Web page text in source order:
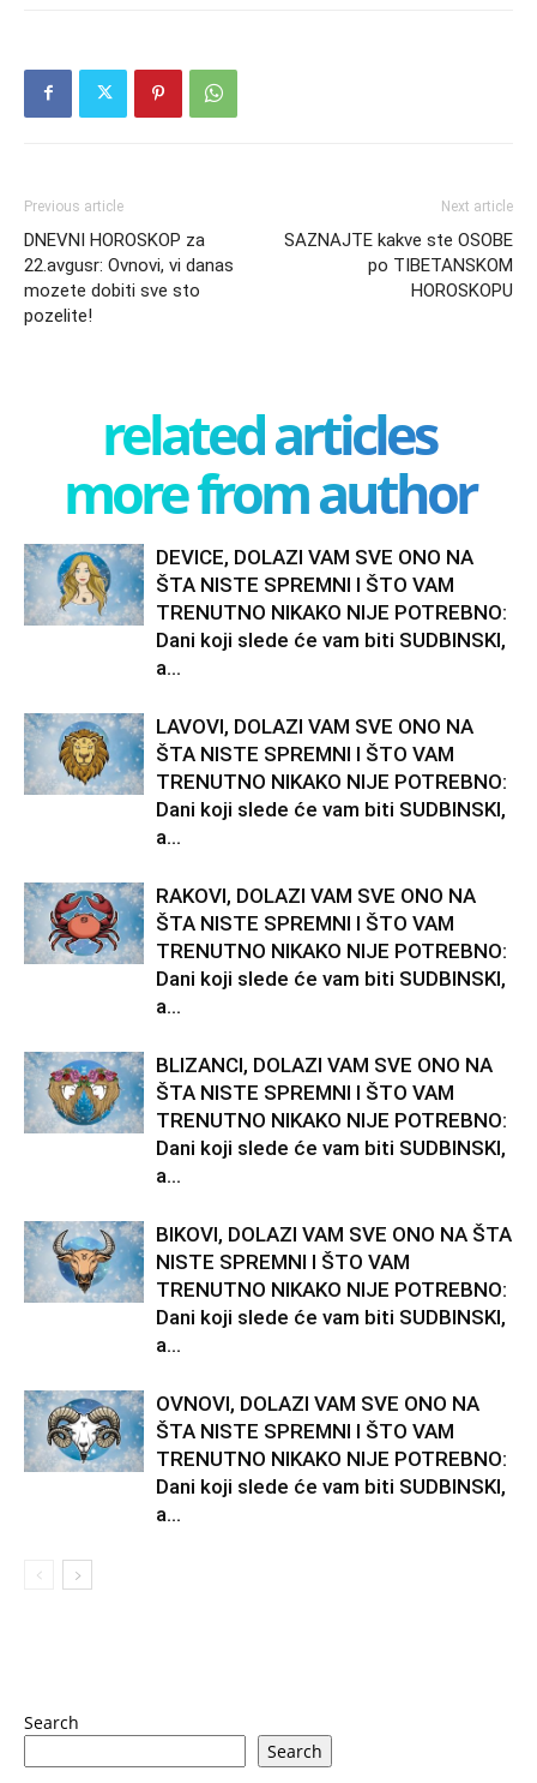
Previous article
DNEVNI HOROSKOP za
22.avgusr: Ovnovi, vi danas
mozete dobiti sve sto
pozelite!
Next article
SAZNAJTE kakve ste OSOBE
po TIBETANSKOM
HOROSKOPU
related articles
more from author
DEVICE, DOLAZI VAM SVE ONO NA
ŠTA NISTE SPREMNI I ŠTO VAM
TRENUTNO NIKAKO NIJE POTREBNO:
Dani koji slede će vam biti SUDBINSKI,
a...
LAVOVI, DOLAZI VAM SVE ONO NA
ŠTA NISTE SPREMNI I ŠTO VAM
TRENUTNO NIKAKO NIJE POTREBNO:
Dani koji slede će vam biti SUDBINSKI,
a...
RAKOVI, DOLAZI VAM SVE ONO NA
ŠTA NISTE SPREMNI I ŠTO VAM
TRENUTNO NIKAKO NIJE POTREBNO:
Dani koji slede će vam biti SUDBINSKI,
a...
BLIZANCI, DOLAZI VAM SVE ONO NA
ŠTA NISTE SPREMNI I ŠTO VAM
TRENUTNO NIKAKO NIJE POTREBNO:
Dani koji slede će vam biti SUDBINSKI,
a...
BIKOVI, DOLAZI VAM SVE ONO NA ŠTA
NISTE SPREMNI I ŠTO VAM
TRENUTNO NIKAKO NIJE POTREBNO:
Dani koji slede će vam biti SUDBINSKI,
a...
OVNOVI, DOLAZI VAM SVE ONO NA
ŠTA NISTE SPREMNI I ŠTO VAM
TRENUTNO NIKAKO NIJE POTREBNO:
Dani koji slede će vam biti SUDBINSKI,
a...
Search
Search